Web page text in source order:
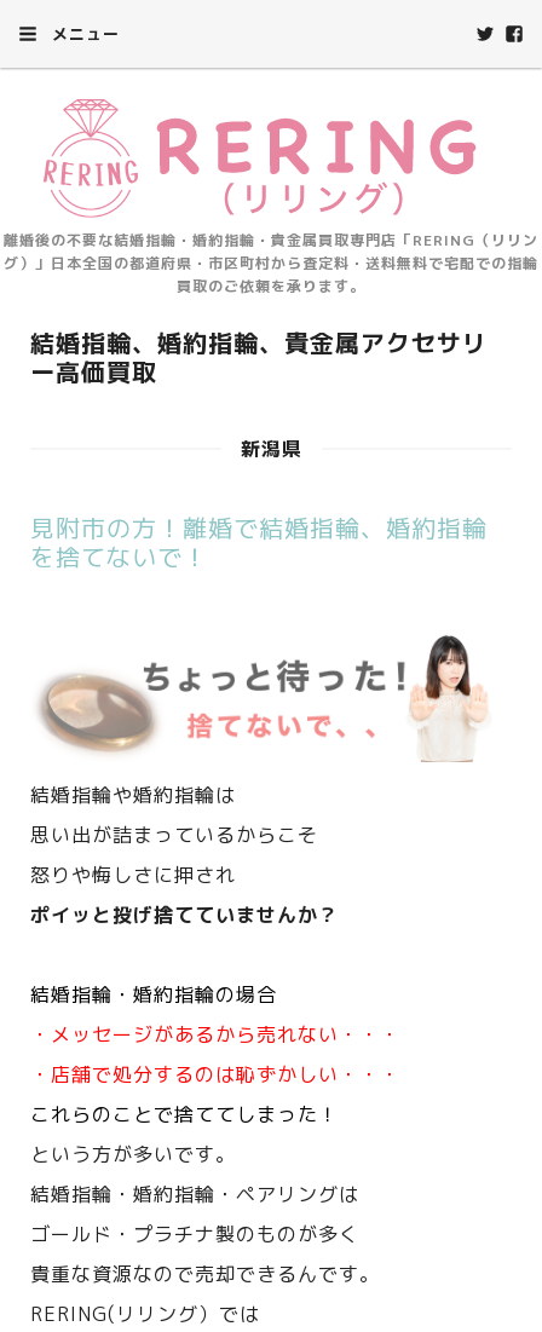
メニュー
離婚後の不要な結婚指輪・婚約指輪・貴金属買取専門店「RERING（リリン
グ）」日本全国の都道府県・市区町村から査定料・送料無料で宅配での指輪
買取のご依頼を承ります。
結婚指輪、婚約指輪、貴金属アクセサリ
ー高価買取
新潟県
見附市の方！離婚で結婚指輪、婚約指輪
を捨てないで！
結婚指輪や婚約指輪は
思い出が詰まっているからこそ
怒りや悔しさに押され
ポイッと投げ捨てていませんか？
結婚指輪・婚約指輪の場合
・メッセージがあるから売れない・・・
・店舗で処分するのは恥ずかしい・・・
これらのことで捨ててしまった！
という方が多いです。
結婚指輪・婚約指輪・ペアリングは
ゴールド・プラチナ製のものが多く
貴重な資源なので売却できるんです。
RERING(リリング）では